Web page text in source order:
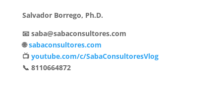
Salvador Borrego, Ph.D.
📧 saba@sabaconsultores.com
🌐sabaconsultores.com
📺 youtube.com/c/SabaConsultoresVlog
📞 8110664872